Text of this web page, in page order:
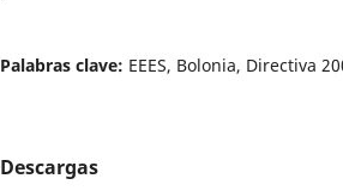
Palabras clave: EEES, Bolonia, Directiva
Descargas